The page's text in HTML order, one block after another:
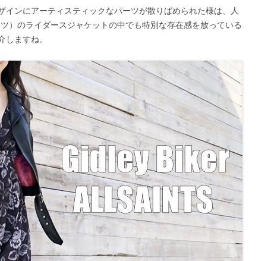
インにアーティスティックなパーツが散りばめられた様は、人
）のライダースジャケットの中でも特別な存在感を放っている
ますね。